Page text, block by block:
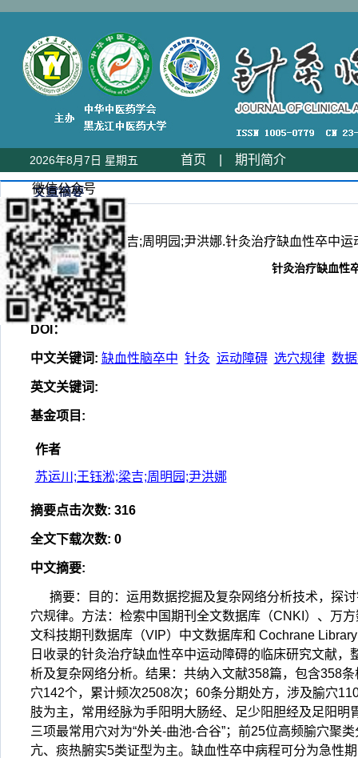
2026年8月7日 星期五 首页 期刊简介
文章摘要
苏运川;王钰淞;梁吉;周明园;尹洪娜.针灸治疗缺血性卒中
针灸治疗缺血性
DOI：
中文关键词: 缺血性脑卒中 针灸 运动障碍 选穴规律 数
英文关键词:
基金项目 :
作者
苏运川;王钰淞;梁吉;周明园;尹洪娜
摘要点击次数: 316
全文下载次数: 0
中文摘要:
摘要：目的：运用数据挖掘及复杂网络分析技术，探
穴规律。方法：检索中国期刊全文数据库（CNKI）、万
文科技期刊数据库（VIP）中文数据库和 Cochrane
日收录的针灸治疗缺血性卒中运动障碍的临床研究文献
析及复杂网络分析。结果：共纳入文献358篇，包含358
穴142个，累计频次2508次；60条分期处方，涉及腧穴
肢为主，常用经脉为手阳明大肠经、足少阳胆经及足阳明
三项最常用穴对为“外关-曲池-合谷”；前25位高频腧穴聚
亢、痰热腑实5类证型为主。缺血性卒中病程可分为急性
微信公众号